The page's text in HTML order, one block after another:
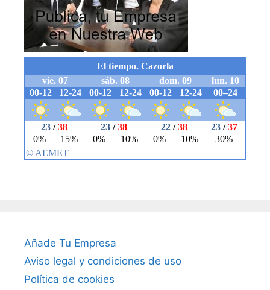
Añade Tu Empresa
Aviso legal y condiciones de uso
Política de cookies